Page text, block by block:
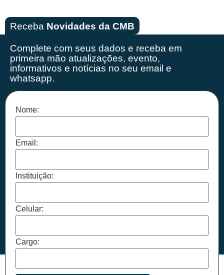
Receba Novidades da CMB
Complete com seus dados e receba em
primeira mão atualizações, evento,
informativos e notícias no seu email e
whatsapp.
Nome:
Email:
Instituição:
Celular:
Cargo: